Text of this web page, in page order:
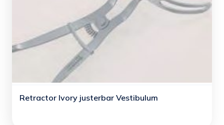
Retractor Ivory justerbar Vestibulum